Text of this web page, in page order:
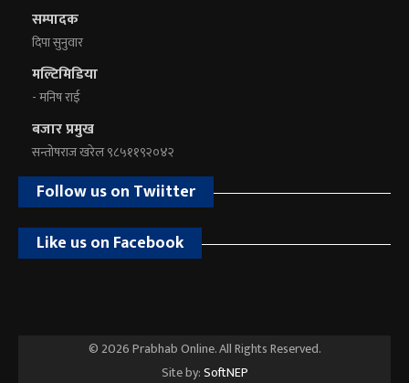
सम्पादक
दिपा सुनुवार
मल्टिमिडिया
- मनिष राई
बजार प्रमुख
सन्तोषराज खरेल ९८५११९२०४२
Follow us on Twiitter
Like us on Facebook
© 2026 Prabhab Online. All Rights Reserved.
Site by:SoftNEP